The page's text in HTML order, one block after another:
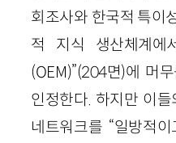
회조사와 한국적 특이
적 지식 생산체계에
(OEM)”(204면)에 머
인정한다. 하지만 이
네트워크를 “일방적